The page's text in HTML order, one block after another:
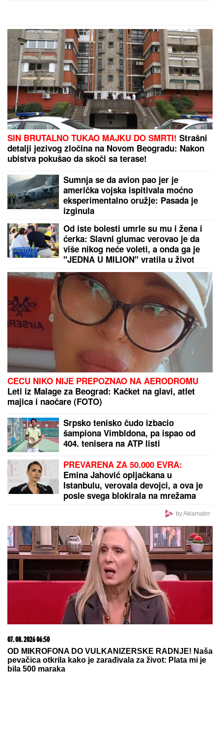
DROGIRAN IZAZVAO SUDAR, JEDNA OSOBA
POGINULAVozač iz Novog Pazara uhapšen u
OGLASILA SE TANJA SAVIĆ NAKON
ŠTO JE BRŽE-BOLJE PREKINULA
KONCERT"Meni to mnogo znači",
čim je shvatila da situacija IZMIČE
KONTROLI morala da reaguje
MILJANA KULIĆ SE SKINULA U
BIKINI
Uhvatili smo je u Crnoj Gori
na plaži: Dok ona spava Siniša uči
Željka da pliva, a Marija i Tića se
sunčaju (Video)
SIN BRUTALNO TUKAO MAJKU DO SMRTI!Strašni
detalji jezivog zločina na Novom Beogradu: Nakon
ubistva pokušao da skoči sa terase!
Sumnja se da avion pao jer je
američka vojska ispitivala moćno
eksperimentalno oružje: Pasada je
izginula
Od iste bolesti umrle su mu i žena i
ćerka: Slavni glumac verovao je da
više nikog neće voleti, a onda ga je
"JEDNA U MILION" vratila u život